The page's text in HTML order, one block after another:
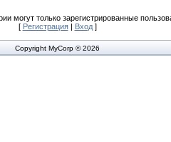
могут только зарегистрированные
[ Регистрация| Вход]
Copyright MyCorp © 2026